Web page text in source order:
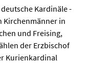
Kardinäle -
Kirchenmänner in
und Freising,
der Erzbischof
Kurienkardinal